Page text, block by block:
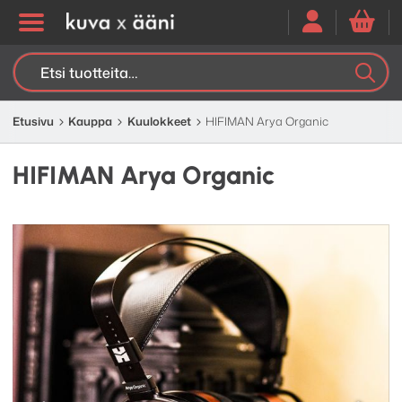
Etsi:
Etusivu Kauppa Kuulokkeet HIFIMAN Arya Organic
HIFIMAN Arya Organic
Edellinen